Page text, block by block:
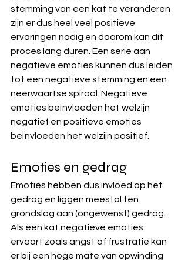
stemming van een kat te veranderen
zijn er dus heel veel positieve
ervaringen nodig en daarom kan dit
proces lang duren. Een serie aan
negatieve emoties kunnen dus leiden
tot een negatieve stemming en een
neerwaartse spiraal. Negatieve
emoties beïnvloeden het welzijn
negatief en positieve emoties
beïnvloeden het welzijn positief.
Emoties en gedrag
Emoties hebben dus invloed op het
gedrag en liggen meestal ten
grondslag aan (ongewenst) gedrag.
Als een kat negatieve emoties
ervaart zoals angst of frustratie kan
er bij een hoge mate van opwinding